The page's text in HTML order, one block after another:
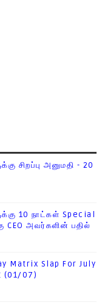
சிறப்பு அனுமதி - 20
10 நாட்கள் Special
CEO அவர்களின் பதில்
Matrix Slap For July
(01/07)